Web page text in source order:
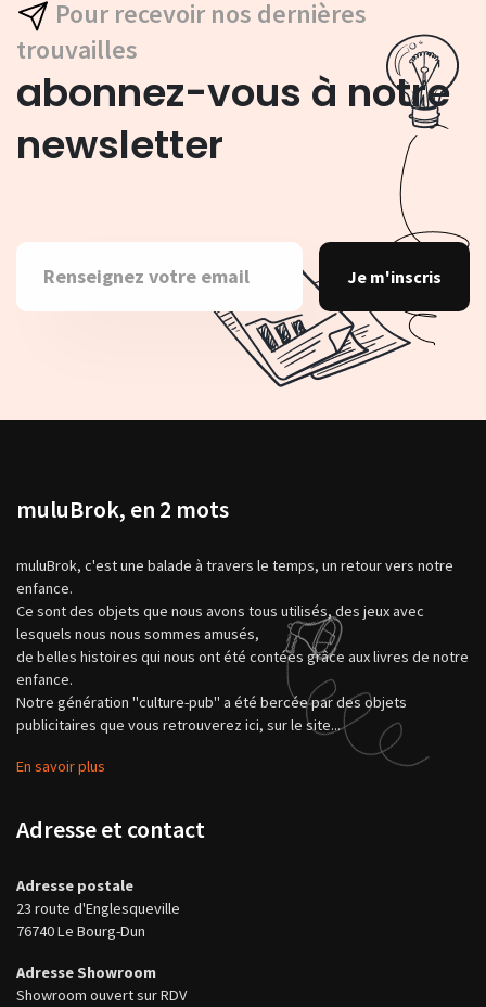
Pour recevoir nos dernières
trouvailles
abonnez-vous à notre
newsletter
Je m'inscris
muluBrok, en 2 mots
muluBrok, c'est une balade à travers le temps, un retour vers notre
enfance.
Ce sont des objets que nous avons tous utilisés, des jeux avec
lesquels nous nous sommes amusés,
de belles histoires qui nous ont été contées grâce aux livres de notre
enfance.
Notre génération "culture-pub" a été bercée par des objets
publicitaires que vous retrouverez ici, sur le site...
En savoir plus
Adresse et contact
Adresse postale
23 route d'Englesqueville
76740 Le Bourg-Dun
Adresse Showroom
Showroom ouvert sur RDV